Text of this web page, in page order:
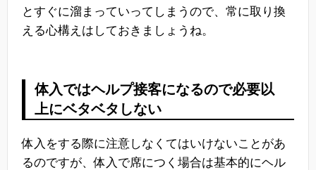
とすぐに溜まっていってしまうので、常に取り換
える心構えはしておきましょうね。
体入ではヘルプ接客になるので必要以
上にベタベタしない
体入をする際に注意しなくてはいけないことがあ
るのですが、体入で席につく場合は基本的にヘル